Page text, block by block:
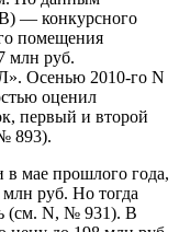
— конкурсного
помещения
млн руб.
Осенью 2010-го N
оценил
первый и второй
893).
в мае прошлого года,
млн руб. Но тогда
(см. N, № 931). В